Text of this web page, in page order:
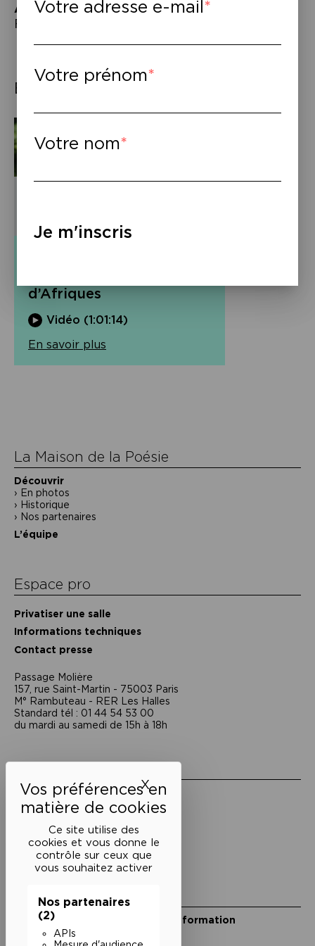
Ce site utilise des
cookies et vous donne le
contrôle sur ceux que
vous souhaitez activer
Nos partenaires
(2)
APIs
XMasquer le bandeau des
À lire–
Fann Attiki,
Éléments associés
d’Afriques
Vidéo (1:01:14)
En savoir plus
La Maison de la Poésie
Découvrir
En photos
Historique
Nos partenaires
L’équipe
Espace pro
Privatiser une salle
Informations techniques
Contact presse
Passage Moliėre
157, rue Saint-Martin - 75003 Paris
M° Rambuteau - RER Les Halles
Standard tél : 01 44 54 53 00
du mardi au samedi de 15h à 18h
Mentions légales
Politique de confidentialité
Conditions générales de vente
Cookies
Restons en lien
Inscrivez-vous à notre lettre d’information
Suivez-nous sur les réseaux
Votre adresse e-mail
Votre prénom
Votre nom
Je m'inscris